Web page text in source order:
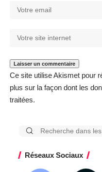
Ce site utilise Akismet pour
plus sur la façon dont les
traitées.
Réseaux Sociaux